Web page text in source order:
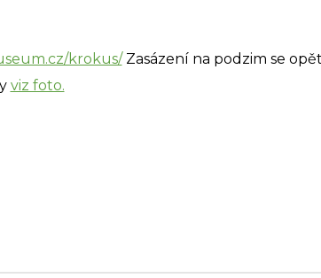
krokus/Zasázení na podzim se
viz foto.